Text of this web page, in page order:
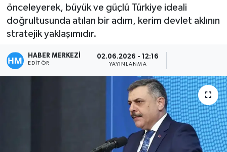
önceleyerek, büyük ve güçlü Türkiye ideali
doğrultusunda atılan bir adım, kerim devlet aklının
stratejik yaklaşımıdır.
HABER MERKEZİ
EDITÖR
02.06.2026 - 12:16
YAYINLANMA